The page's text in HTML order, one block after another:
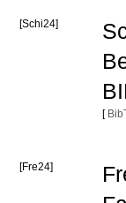
[Schi24]
[
[Fre24]